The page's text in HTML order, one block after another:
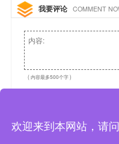
我要评论 COMMENT
( 内容最多500个字 )
欢迎来到本网站，请